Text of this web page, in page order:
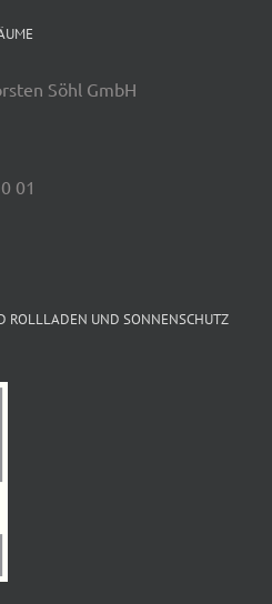
Söhl GmbH
01
ROLLLADEN UND SONNENSCHUTZ